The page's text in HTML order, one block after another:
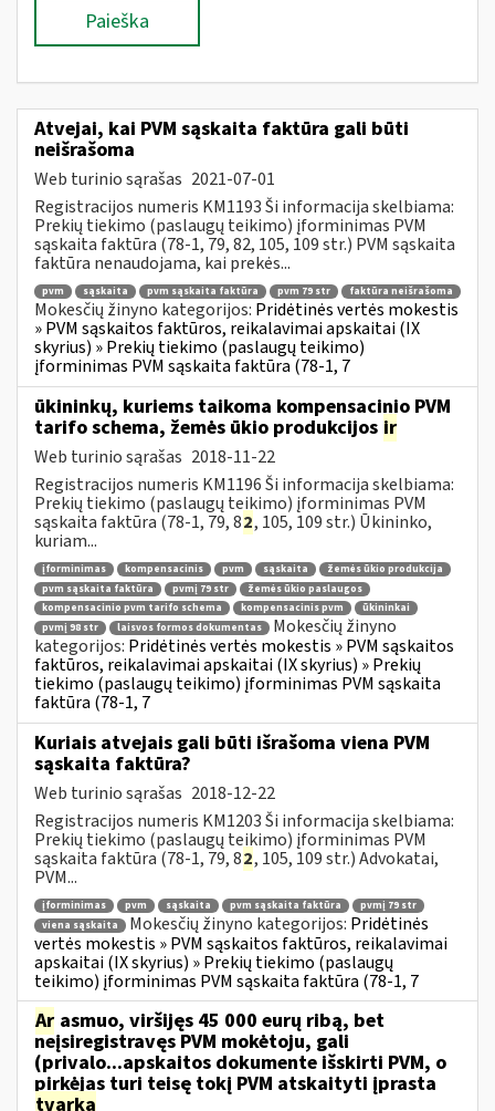
Paieška
Atvejai, kai PVM sąskaita faktūra gali būti
neišrašoma
Web turinio sąrašas 2021-07-01
Registracijos numeris KM1193 Ši informacija skelbiama:
Prekių tiekimo (paslaugų teikimo) įforminimas PVM
sąskaita faktūra (78-1, 79, 82, 105, 109 str.) PVM sąskaita
faktūra nenaudojama, kai prekės...
pvm sąskaita pvm sąskaita faktūra pvm 79 str faktūra neišrašoma
Mokesčių žinyno kategorijos: Pridėtinės vertės mokestis
» PVM sąskaitos faktūros, reikalavimai apskaitai (IX
skyrius) » Prekių tiekimo (paslaugų teikimo)
įforminimas PVM sąskaita faktūra (78-1, 7
ūkininkų, kuriems taikoma kompensacinio PVM
tarifo schema, žemės ūkio produkcijos ir
Web turinio sąrašas 2018-11-22
Registracijos numeris KM1196 Ši informacija skelbiama:
Prekių tiekimo (paslaugų teikimo) įforminimas PVM
sąskaita faktūra (78-1, 79, 82, 105, 109 str.) Ūkininko,
kuriam...
įforminimas kompensacinis pvm sąskaita
žemės ūkio produkcija
pvm sąskaita faktūra
pvmį 79 str
žemės ūkio paslaugos
kompensacinio pvm tarifo schema
kompensacinis pvm
ūkininkai
pvmį 98 str
laisvos formos dokumentas
Mokesčių žinyno
kategorijos: Pridėtinės vertės mokestis » PVM sąskaitos
faktūros, reikalavimai apskaitai (IX skyrius) » Prekių
tiekimo (paslaugų teikimo) įforminimas PVM sąskaita
faktūra (78-1, 7
Kuriais atvejais gali būti išrašoma viena PVM
sąskaita faktūra?
Web turinio sąrašas 2018-12-22
Registracijos numeris KM1203 Ši informacija skelbiama:
Prekių tiekimo (paslaugų teikimo) įforminimas PVM
sąskaita faktūra (78-1, 79, 82, 105, 109 str.) Advokatai,
PVM...
įforminimas pvm sąskaita pvm sąskaita faktūra
pvmį 79 str
viena sąskaita
Mokesčių žinyno kategorijos: Pridėtinės
vertės mokestis » PVM sąskaitos faktūros, reikalavimai
apskaitai (IX skyrius) » Prekių tiekimo (paslaugų
teikimo) įforminimas PVM sąskaita faktūra (78-1, 7
Ar asmuo, viršijęs 45 000 eurų ribą, bet
neįsiregistravęs PVM mokėtoju, gali
(privalo...apskaitos dokumente išskirti PVM, o
pirkėjas turi teisę tokį PVM atskaityti įprasta
tvarka